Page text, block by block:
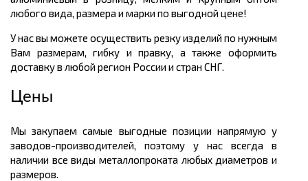
любого вида, размера и марки по выгодной цене!
У нас вы можете осуществить резку изделий по нужным
Вам размерам, гибку и правку, а также оформить
доставку в любой регион России и стран СНГ.
Цены
Мы закупаем самые выгодные позиции напрямую у
заводов-производителей, поэтому у нас всегда в
наличии все виды металлопроката любых диаметров и
размеров.